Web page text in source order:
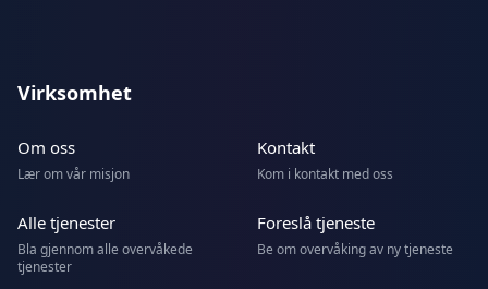
Virksomhet
Om oss
Lær om vår misjon
Kontakt
Kom i kontakt med oss
Alle tjenester
Bla gjennom alle overvåkede
tjenester
Foreslå tjeneste
Be om overvåking av ny tjeneste